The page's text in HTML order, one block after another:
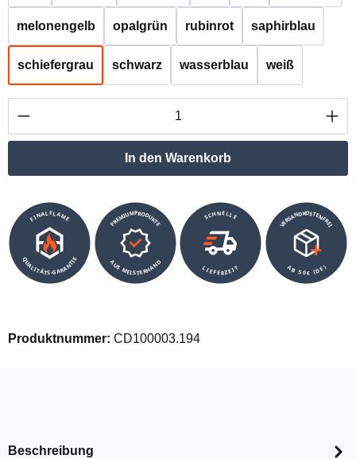
melonengelb opalgrün rubinrot saphirblau
schiefergrau schwarz wasserblau weiß
Produkt Anzahl: Gib den gewünschten
In den Warenkorb
FINALFLAME
QUALITÄTS-GARANTIE
PREMIUMPRODUKTE
AUS MEISTERHAND
SCHNELLE
LIEFERZEIT
VERSANDKOSTENFREI
AB 50€ (DE)
Produktnummer: CD100003.194
Beschreibung